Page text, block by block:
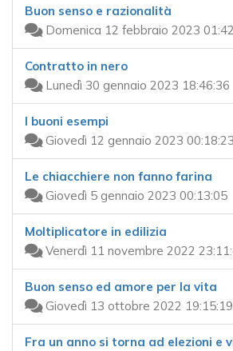
Buon senso e razionalità
Domenica 12 febbraio 2023
Contratto in nero
Lunedì 30 gennaio 2023 18:46:36
I buoni esempi
Giovedì 12 gennaio 2023 00:18:23
Le chiacchiere non fanno farina
Giovedì 5 gennaio 2023 00:13:05
Moltiplicatore in edilizia
Venerdì 11 novembre 2022
Buon senso ed amore per la vita
Giovedì 13 ottobre 2022 19:15:19
Fra un anno si torna ad elezioni e